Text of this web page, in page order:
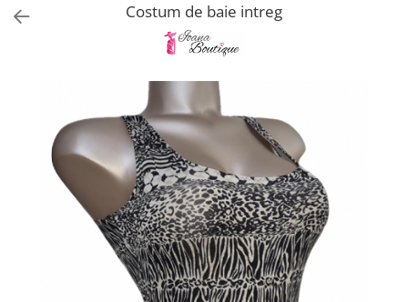
Compleuri & body-uri
Sutiene
Costum de baie intreg